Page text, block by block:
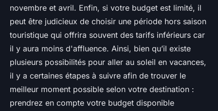
novembre et avril. Enfin, si votre budget est limité, il
peut être judicieux de choisir une période hors saison
touristique qui offrira souvent des tarifs inférieurs car
il y aura moins d'affluence. Ainsi, bien qu’il existe
plusieurs possibilités pour aller au soleil en vacances,
il y a certaines étapes à suivre afin de trouver le
meilleur moment possible selon votre destination :
prendrez en compte votre budget disponible